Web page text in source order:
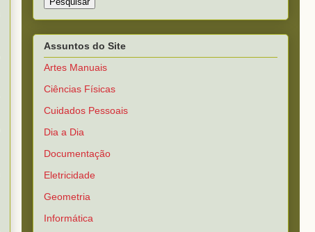
Assuntos do Site
Artes Manuais
Ciências Físicas
Cuidados Pessoais
Dia a Dia
Documentação
Eletricidade
Geometria
Informática